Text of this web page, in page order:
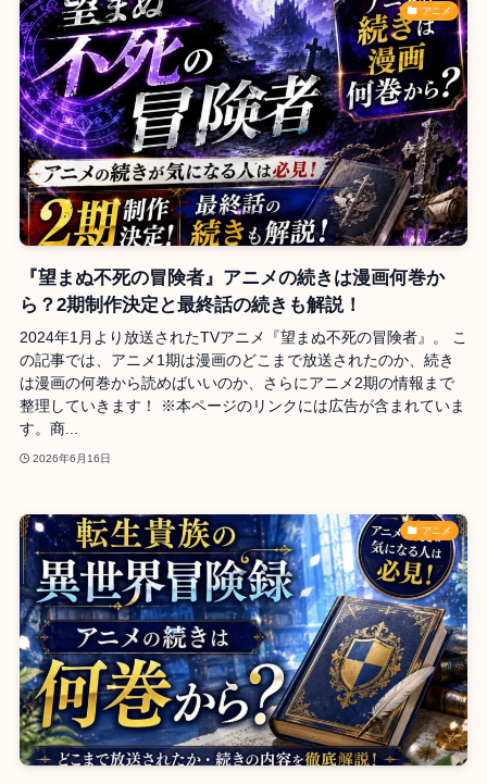
アニメ
『望まぬ不死の冒険者』アニメの続きは漫画何巻か
ら？2期制作決定と最終話の続きも解説！
2024年1月より放送されたTVアニメ『望まぬ不死の冒険者』。 こ
の記事では、アニメ1期は漫画のどこまで放送されたのか、続き
は漫画の何巻から読めばいいのか、さらにアニメ2期の情報まで
整理していきます！ ※本ページのリンクには広告が含まれていま
す。商...
2026年6月16日
アニメ